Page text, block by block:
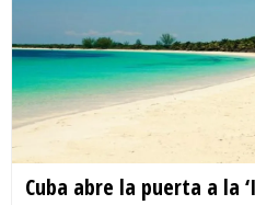
Cuba abre la puerta a la